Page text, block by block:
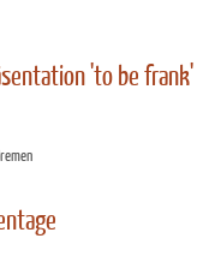
'to be frank'